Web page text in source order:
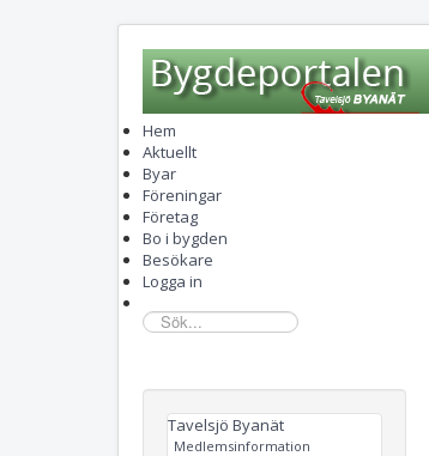
Hem
Aktuellt
Byar
Föreningar
Företag
Bo i bygden
Besökare
Logga in
sök...
Tavelsjö Byanät
Medlemsinformation